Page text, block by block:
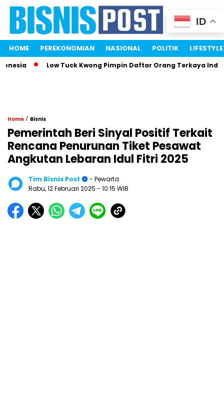
HOME PEREKONOMIAN NASIONAL POLITIK LIFESTYLE
Low Tuck Kwong Pimpin Daftar Orang Terkaya
Home / Bisnis
Pemerintah Beri Sinyal Positif Terkait
Rencana Penurunan Tiket Pesawat
Angkutan Lebaran Idul Fitri 2025
Tim Bisnis Post
- Pewarta
Rabu, 12 Februari 2025 - 10:15 WIB
ID